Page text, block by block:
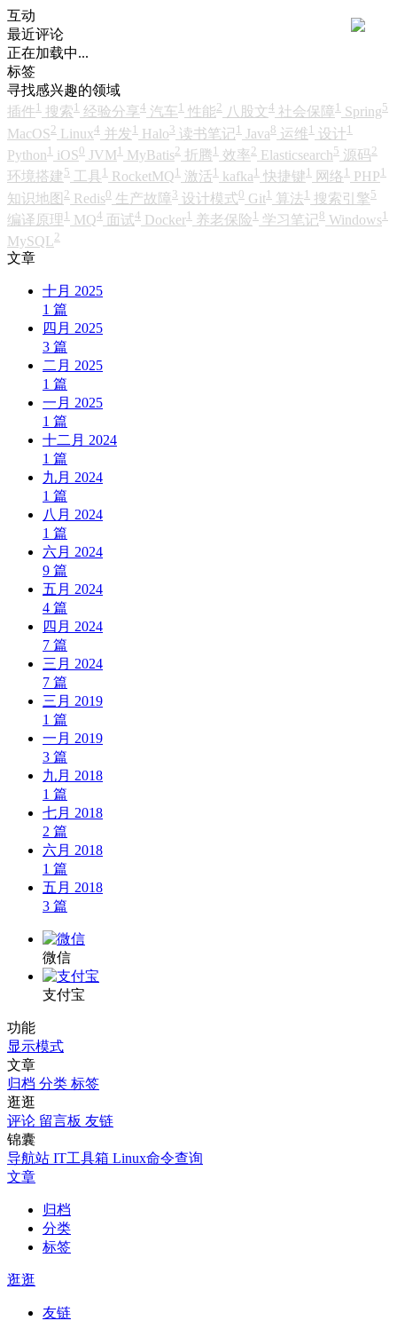
互动
最近评论
正在加载中...
标签
寻找感兴趣的领域
插件 1 搜索 1 经验分享4 汽车 1 性能2 八股文4 社会保障 1 Spring5
MacOS2 Linux4 并发 1 Halo3 读书笔记 1 Java8 运维 1 设计 1
Python 1 iOS0 JVM 1 MyBatis2 折腾 1 效率 2 Elasticsearch5 源码2
环境搭建5 工具 1 RocketMQ 1 激活 1 kafka 1 快捷键 1 网络 1 PHP 1
知识地图 2 Redis0 生产故障3 设计模式0 Git1 算法 1 搜索引擎5
编译原理 1 MQ4 面试4 Docker1 养老保险 1 学习笔记8 Windows1
MySQL2
文章
十月 2025
1 篇
四月 2025
3 篇
二月 2025
1 篇
一月 2025
1 篇
十二月 2024
1 篇
九月 2024
1 篇
八月 2024
1 篇
六月 2024
9 篇
五月 2024
4 篇
四月 2024
7 篇
三月 2024
7 篇
三月 2019
1 篇
一月 2019
3 篇
九月 2018
1 篇
七月 2018
2 篇
六月 2018
1 篇
五月 2018
3 篇
微信
支付宝
功能
显示模式
文章
归档 分类 标签
逛逛
评论 留言板 友链
锦囊
导航站 IT工具箱 Linux命令查询
文章
归档
分类
标签
逛逛
友链